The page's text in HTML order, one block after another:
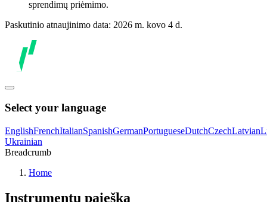
sprendimų priėmimo.
Paskutinio atnaujinimo data: 2026 m. kovo 4 d.
Select your language
EnglishFrenchItalianSpanishGermanPortugueseDutchCzechLatvian
Ukrainian
Breadcrumb
Home
Instrumentų paieška